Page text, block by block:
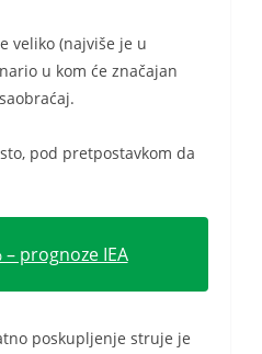
veliko (najviše je u
u kom će značajan
pod pretpostavkom da
prognoze IEA
poskupljenje struje je